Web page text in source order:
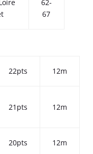
62-
67
22pts 12m
21pts 12m
20pts 12m